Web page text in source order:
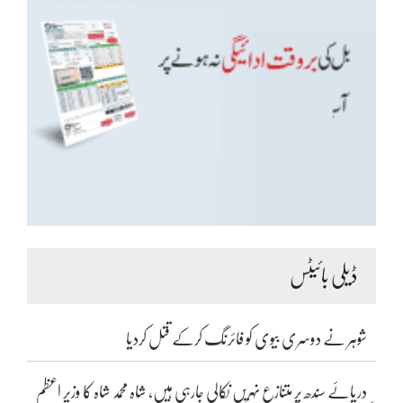
ڈیلی بائیٹس
شوہر نے دوسری بیوی کو فائرنگ کرکے قتل کردیا
دریائے سندھ پر متنازع نہریں نکالی جارہی ہیں، شاہ محمد شاہ کا وزیر اعظم